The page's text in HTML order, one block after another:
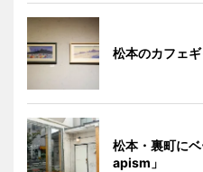
松本のカフェ
松本・裏町に
apism」